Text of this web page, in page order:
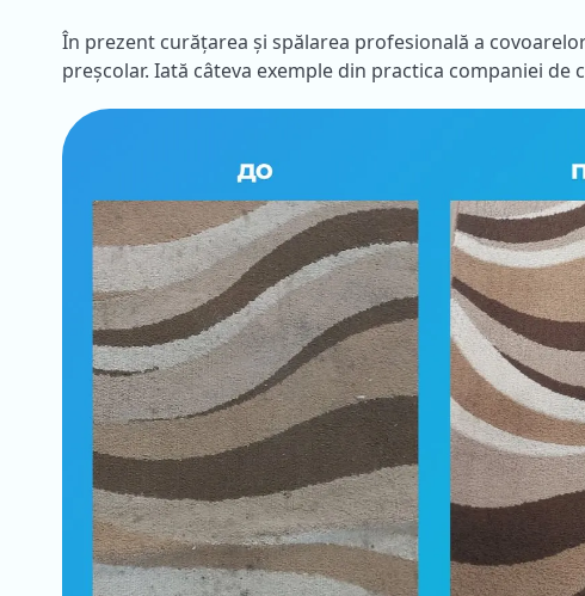
În prezent curățarea și spălarea profesională a
preșcolar. Iată câteva exemple din practica companiei de